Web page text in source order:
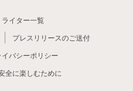
ライター一覧
プレスリリースのご送付
イバシーポリシー
全に楽しむために